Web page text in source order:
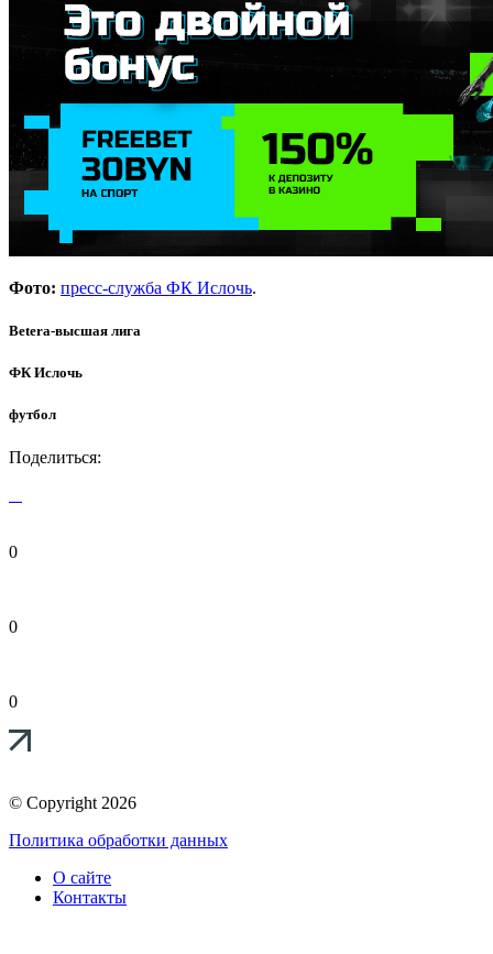
Фото: пресс-служба ФК Ислочь.
Betera-высшая лига
ФК Ислочь
футбол
Поделиться:
0
0
0
© Copyright 2026
Политика обработки данных
О сайте
Контакты